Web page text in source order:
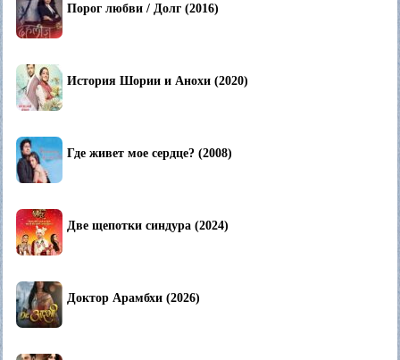
Порог любви / Долг (2016)
История Шории и Анохи (2020)
Где живет мое сердце? (2008)
Две щепотки синдура (2024)
Доктор Арамбхи (2026)